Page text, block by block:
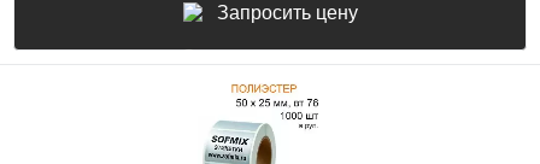
Запросить цену